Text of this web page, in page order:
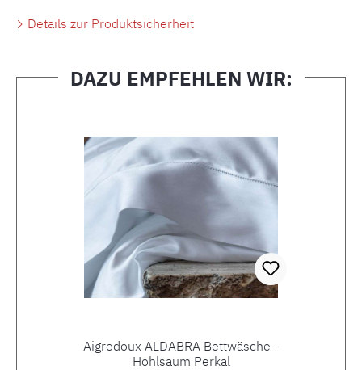
Details zur Produktsicherheit
DAZU EMPFEHLEN WIR:
Aigredoux ALDABRA Bettwäsche -
Hohlsaum Perkal